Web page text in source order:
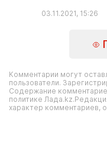
03.11.2021, 15:26
Комментарии могут
пользователи.
Содержание
политике
характер комментариев,